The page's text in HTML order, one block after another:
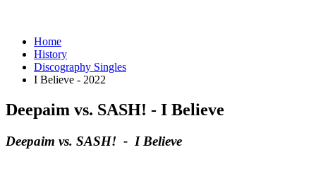
Home
History
Discography Singles
I Believe - 2022
Deepaim vs. SASH! - I Believe
Deepaim vs. SASH! - I Believe